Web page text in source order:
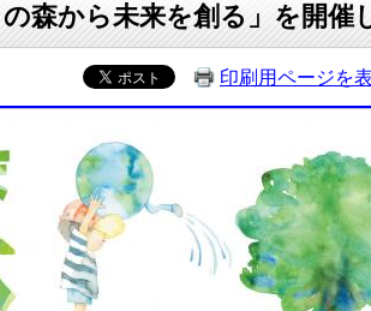
森から未来を創る」を開催
印刷用ページを